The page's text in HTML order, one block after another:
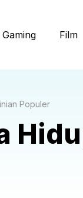
Gaming Film
Populer